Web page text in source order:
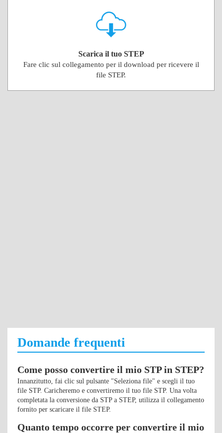
Scarica il tuo STEP
Fare clic sul collegamento per il download per ricevere il
file STEP.
Domande frequenti
Come posso convertire il mio STP in STEP?
Innanzitutto, fai clic sul pulsante "Seleziona file" e scegli il tuo
file STP. Caricheremo e convertiremo il tuo file STP. Una volta
completata la conversione da STP a STEP, utilizza il collegamento
fornito per scaricare il file STEP.
Quanto tempo occorre per convertire il mio